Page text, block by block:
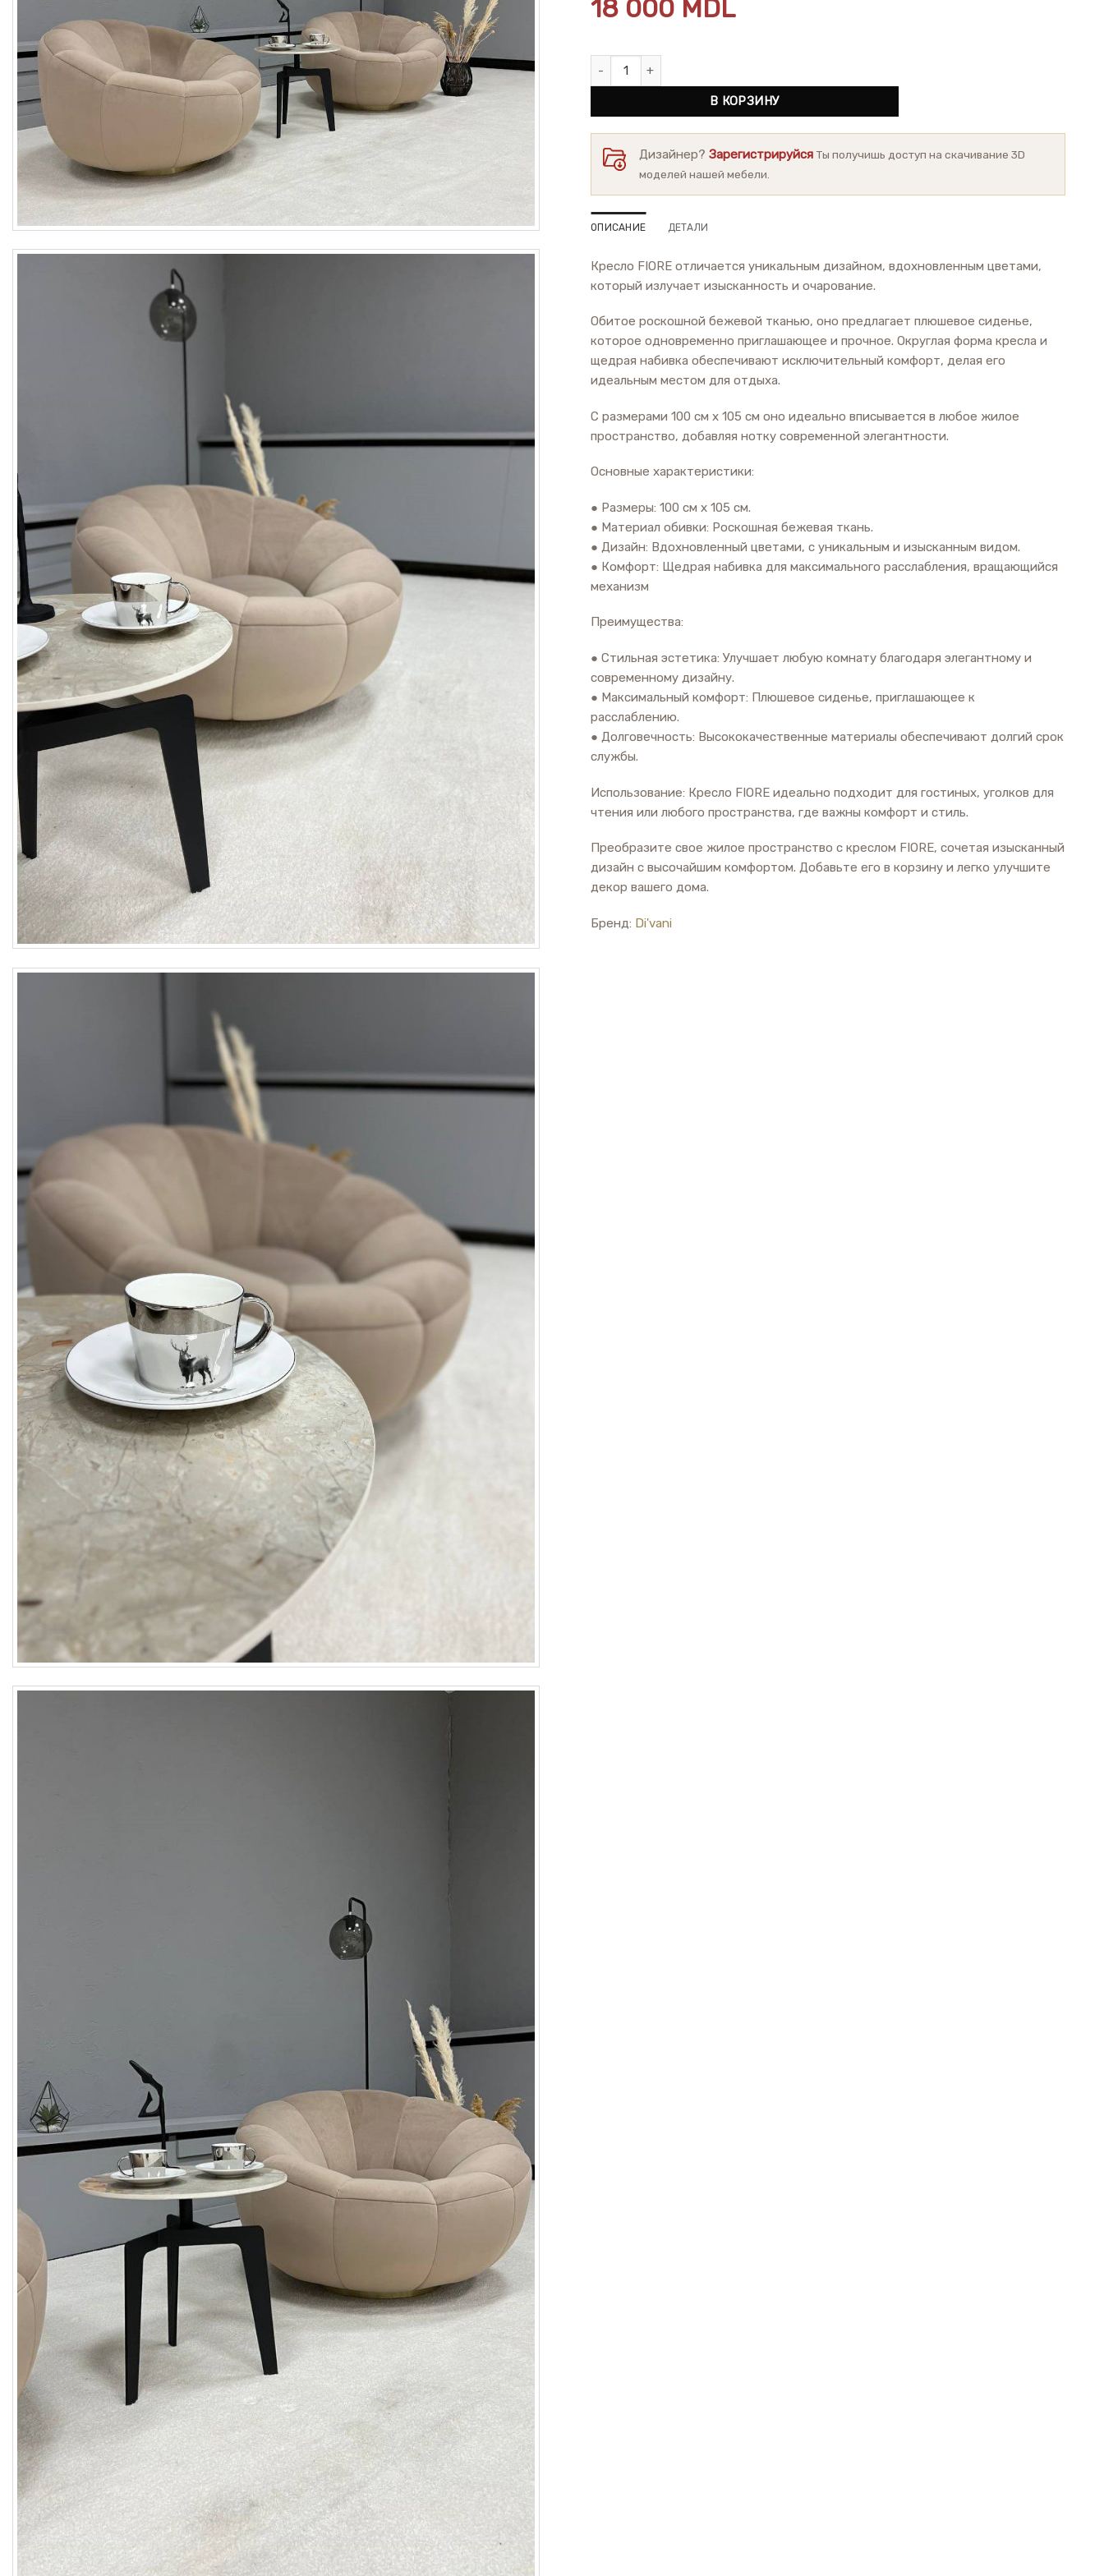
18 000 MDL
Количество товара Кресло Fiore
В КОРЗИНУ
Дизайнер?Зарегистрируйся Ты получишь доступ на скачивание 3D
моделей нашей мебели.
ОПИСАНИЕ ДЕТАЛИ
Кресло FIORE отличается уникальным дизайном, вдохновленным цветами,
который излучает изысканность и очарование.
Обитое роскошной бежевой тканью, оно предлагает плюшевое сиденье,
которое одновременно приглашающее и прочное. Округлая форма кресла и
щедрая набивка обеспечивают исключительный комфорт, делая его
идеальным местом для отдыха.
С размерами 100 см x 105 см оно идеально вписывается в любое жилое
пространство, добавляя нотку современной элегантности.
Основные характеристики:
● Размеры: 100 см x 105 см.
● Материал обивки: Роскошная бежевая ткань.
● Дизайн: Вдохновленный цветами, с уникальным и изысканным видом.
● Комфорт: Щедрая набивка для максимального расслабления, вращающийся
механизм
Преимущества:
● Стильная эстетика: Улучшает любую комнату благодаря элегантному и
современному дизайну.
● Максимальный комфорт: Плюшевое сиденье, приглашающее к
расслаблению.
● Долговечность: Высококачественные материалы обеспечивают долгий срок
службы.
Использование: Кресло FIORE идеально подходит для гостиных, уголков для
чтения или любого пространства, где важны комфорт и стиль.
Преобразите свое жилое пространство с креслом FIORE, сочетая изысканный
дизайн с высочайшим комфортом. Добавьте его в корзину и легко улучшите
декор вашего дома.
Бренд: Di'vani